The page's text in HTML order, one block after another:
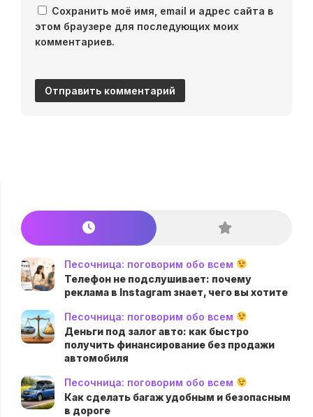
Сохранить моё имя, email и адрес сайта в
этом браузере для последующих моих
комментариев.
Песочница: поговорим обо всем
Телефон не подслушивает: почему
реклама в Instagram знает, чего вы хотите
Песочница: поговорим обо всем
Деньги под залог авто: как быстро
получить финансирование без продажи
автомобиля
Песочница: поговорим обо всем
Как сделать багаж удобным и безопасным
в дороге